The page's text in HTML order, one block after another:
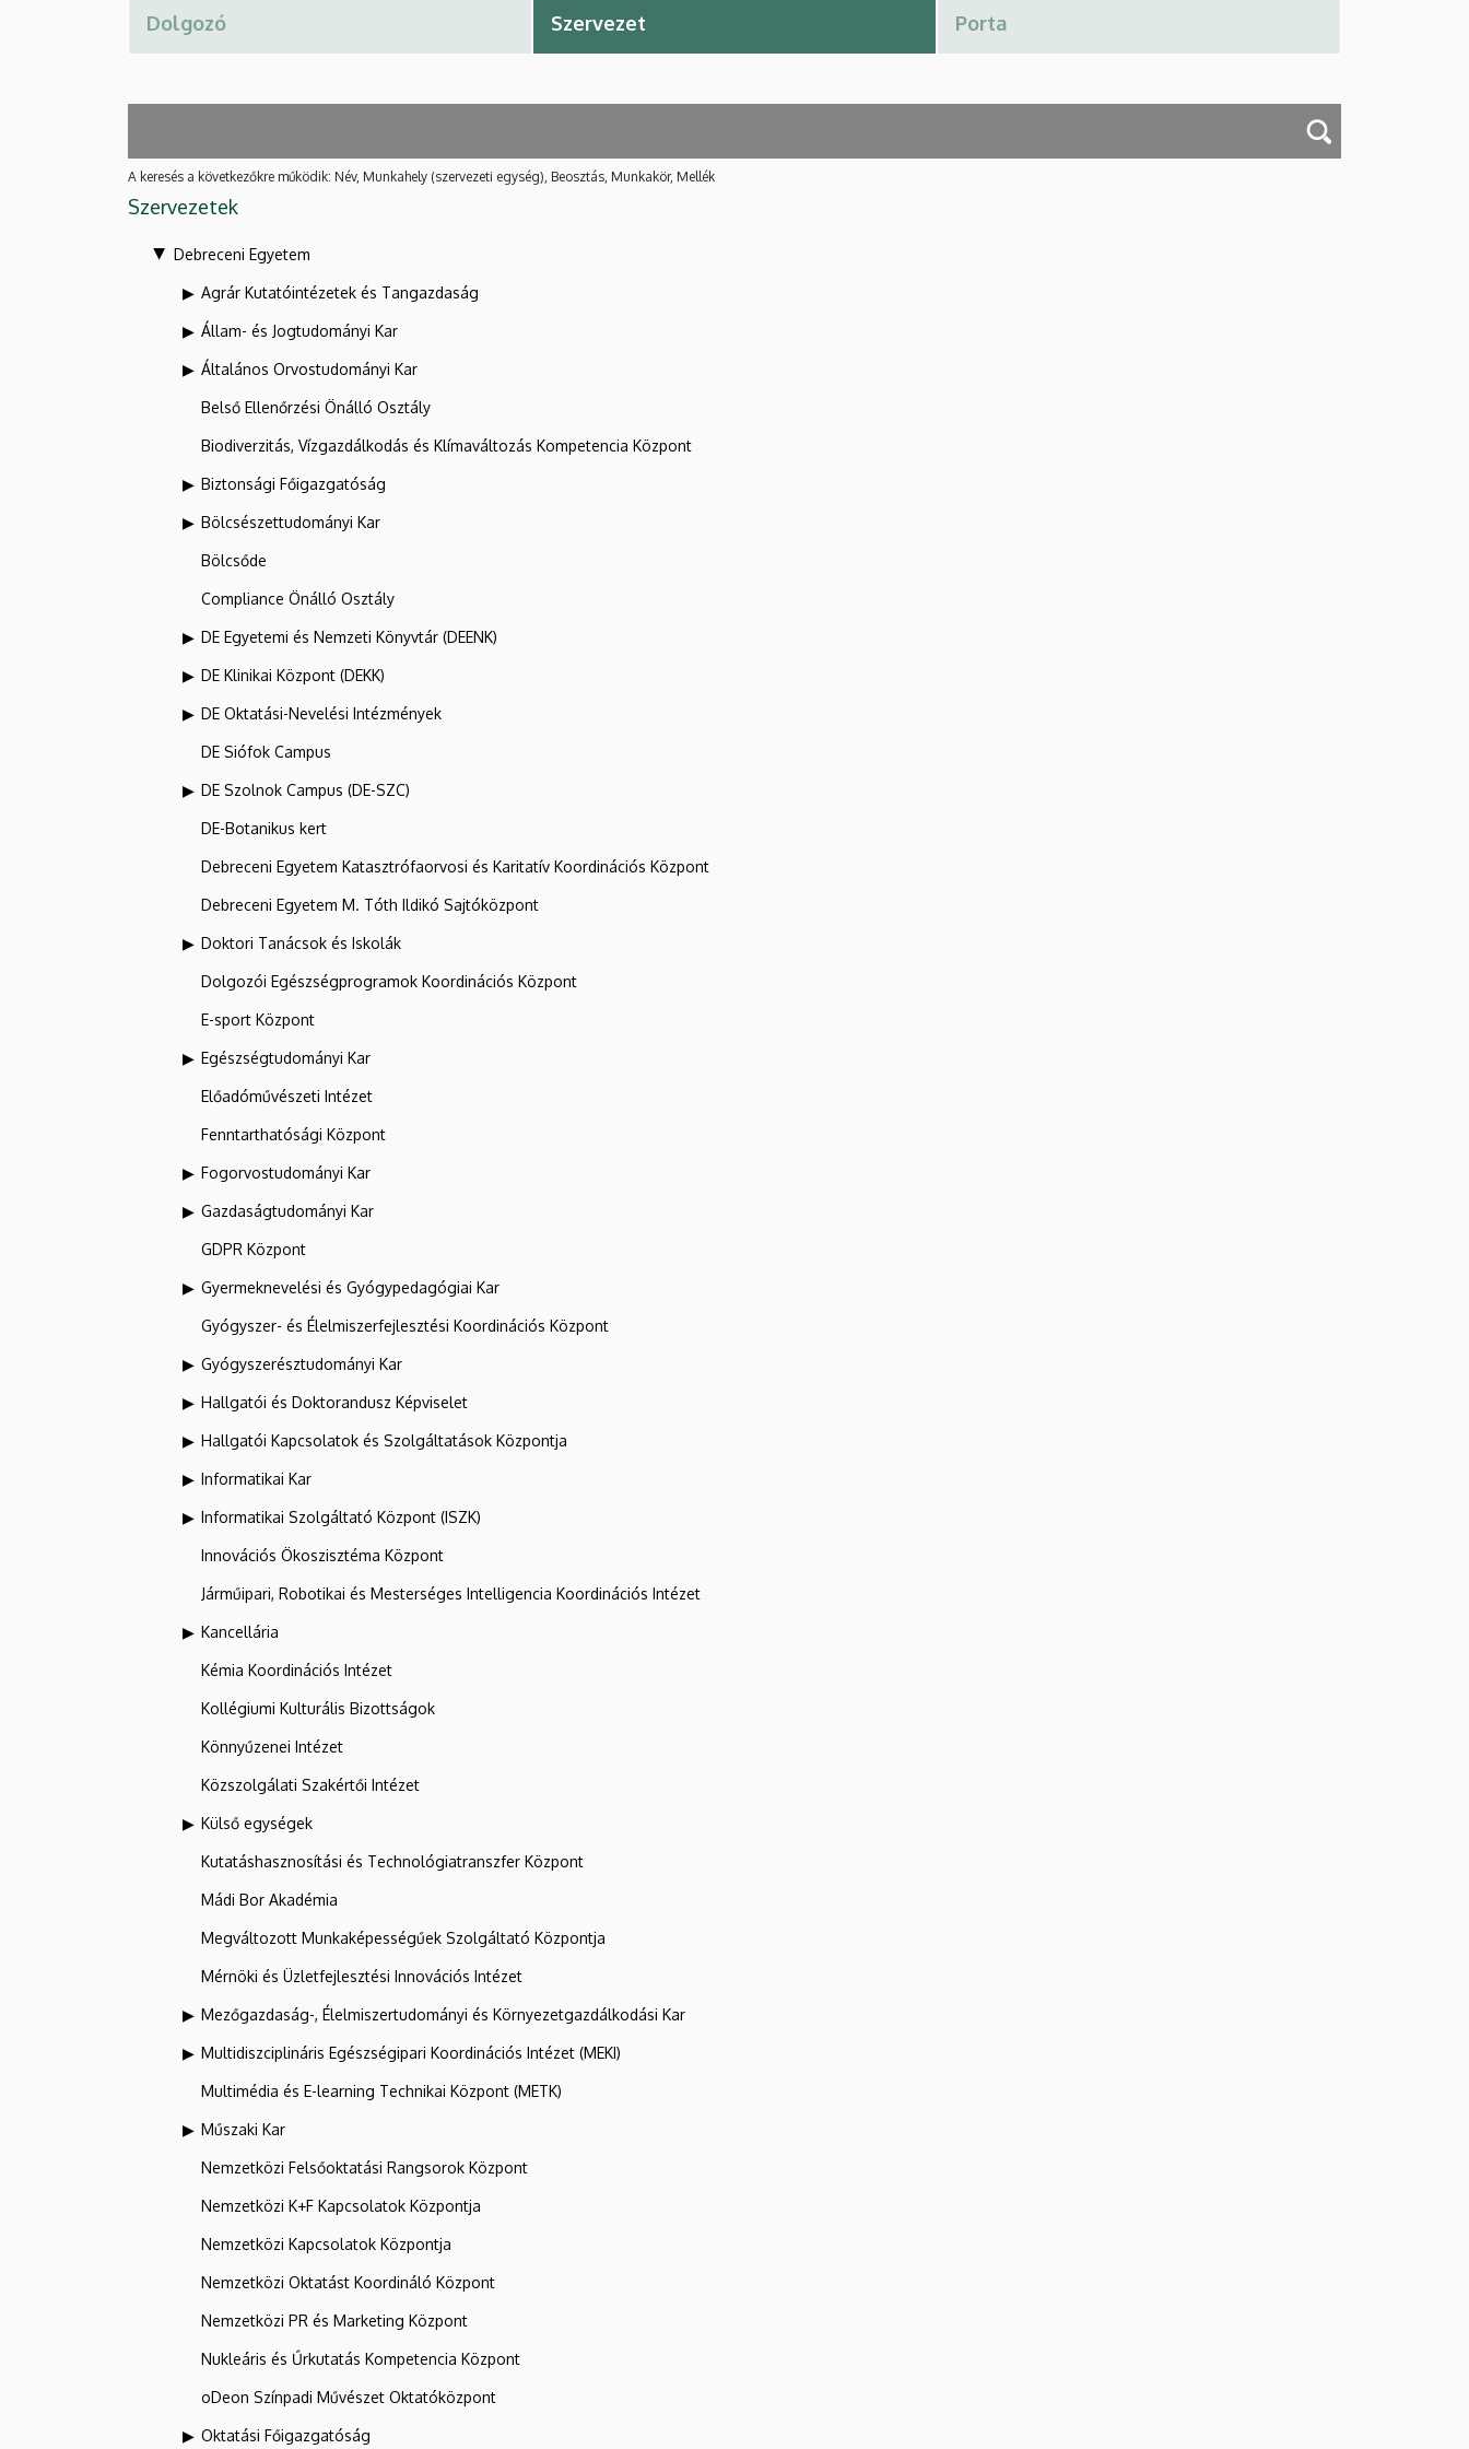
A keresés a következőkre működik: Név, Munkahely (szervezeti egység), Beosztás, Munkakör, Mellék
Szervezetek
Debreceni Egyetem
Agrár Kutatóintézetek és Tangazdaság
Állam- és Jogtudományi Kar
Általános Orvostudományi Kar
Belső Ellenőrzési Önálló Osztály
Biodiverzitás, Vízgazdálkodás és Klímaváltozás Kompetencia Központ
Biztonsági Főigazgatóság
Bölcsészettudományi Kar
Bölcsőde
Compliance Önálló Osztály
DE Egyetemi és Nemzeti Könyvtár (DEENK)
DE Klinikai Központ (DEKK)
DE Oktatási-Nevelési Intézmények
DE Siófok Campus
DE Szolnok Campus (DE-SZC)
DE-Botanikus kert
Debreceni Egyetem Katasztrófaorvosi és Karitatív Koordinációs Központ
Debreceni Egyetem M. Tóth Ildikó Sajtóközpont
Doktori Tanácsok és Iskolák
Dolgozói Egészségprogramok Koordinációs Központ
E-sport Központ
Egészségtudományi Kar
Előadóművészeti Intézet
Fenntarthatósági Központ
Fogorvostudományi Kar
Gazdaságtudományi Kar
GDPR Központ
Gyermeknevelési és Gyógypedagógiai Kar
Gyógyszer- és Élelmiszerfejlesztési Koordinációs Központ
Gyógyszerésztudományi Kar
Hallgatói és Doktorandusz Képviselet
Hallgatói Kapcsolatok és Szolgáltatások Központja
Informatikai Kar
Informatikai Szolgáltató Központ (ISZK)
Innovációs Ökoszisztéma Központ
Járműipari, Robotikai és Mesterséges Intelligencia Koordinációs Intézet
Kancellária
Kémia Koordinációs Intézet
Kollégiumi Kulturális Bizottságok
Könnyűzenei Intézet
Közszolgálati Szakértői Intézet
Külső egységek
Kutatáshasznosítási és Technológiatranszfer Központ
Mádi Bor Akadémia
Megváltozott Munkaképességűek Szolgáltató Központja
Mérnöki és Üzletfejlesztési Innovációs Intézet
Mezőgazdaság-, Élelmiszertudományi és Környezetgazdálkodási Kar
Multidiszciplináris Egészségipari Koordinációs Intézet (MEKI)
Multimédia és E-learning Technikai Központ (METK)
Műszaki Kar
Nemzetközi Felsőoktatási Rangsorok Központ
Nemzetközi K+F Kapcsolatok Központja
Nemzetközi Kapcsolatok Központja
Nemzetközi Oktatást Koordináló Központ
Nemzetközi PR és Marketing Központ
Nukleáris és Űrkutatás Kompetencia Központ
oDeon Színpadi Művészet Oktatóközpont
Oktatási Főigazgatóság